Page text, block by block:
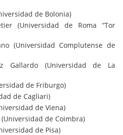
de Bolonia)
(Universidad de Roma “Tor
(Universidad Complutense de
Gallardo (Universidad de La
de Friburgo)
de Cagliari)
de Viena)
(Universidad de Coimbra)
de Pisa)